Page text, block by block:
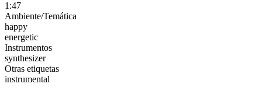
1:47
Ambiente/Temática
happy
energetic
Instrumentos
synthesizer
Otras etiquetas
instrumental